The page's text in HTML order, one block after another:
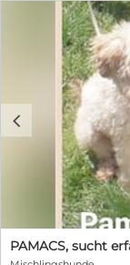
den Menschen,
und Bozont kann
Menschen
sich super
Ankunft erst
denn die
neue
Geduld und Liebe
ihm schlummert
Bozont würde
reisen, gechipt,
und gültigen
jemand in Bozont
geben. Susanne
c